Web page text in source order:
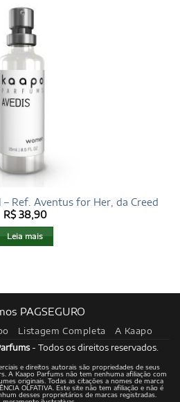
– Ref. Aventus for Her, da Creed
R$38,90
Leia mais
PAGSEGURO
Listagem Completa A Kaapo
- Todos os direitos reservados.
e direitos autorais são propriedades de seus
A Kaapo Parfums não tem nenhuma afiliação com
originais. Todas as citações a nomes de marca
OLFATIVA. Este site não tem afiliação e não é
desses proprietários de marcas registradas.